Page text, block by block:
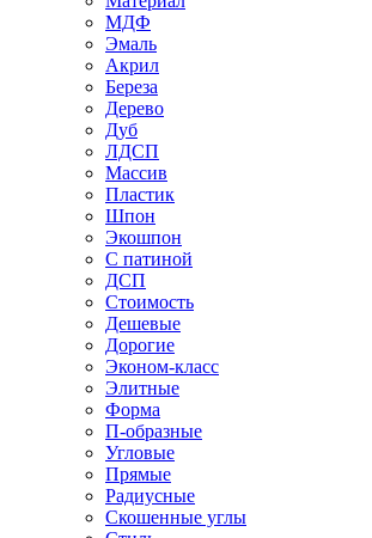
МДФ
Эмаль
Акрил
Береза
Дерево
Дуб
ЛДСП
Массив
Пластик
Шпон
Экошпон
С патиной
ДСП
Стоимость
Дешевые
Дорогие
Эконом-класс
Элитные
Форма
П-образные
Угловые
Прямые
Радиусные
Скошенные углы